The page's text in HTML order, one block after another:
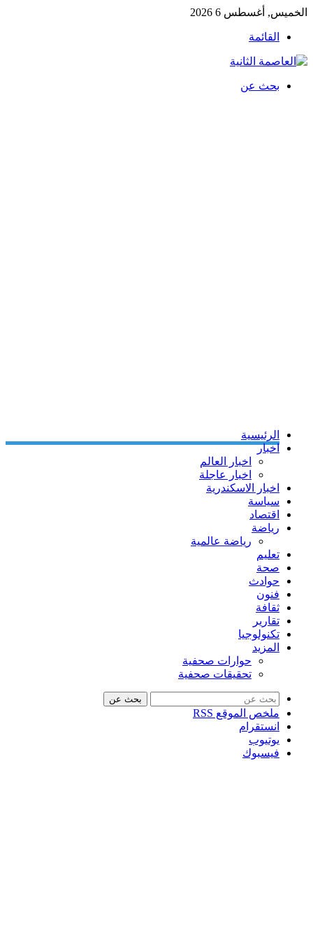
الخميس, أغسطس 6 2026
القائمة
بحث عن
الرئيسية
اخبار
اخبار العالم
اخبار عاجلة
اخبار الاسكندرية
سياسة
اقتصاد
رياضة
رياضة عالمية
تعليم
صحة
حوادث
فنون
ثقافة
تقارير
تكنولوجيا
المزيد
حوارات صحفية
تحقيقات صحفية
بحث عن
ملخص الموقع RSS
انستقرام
يوتيوب
فيسبوك